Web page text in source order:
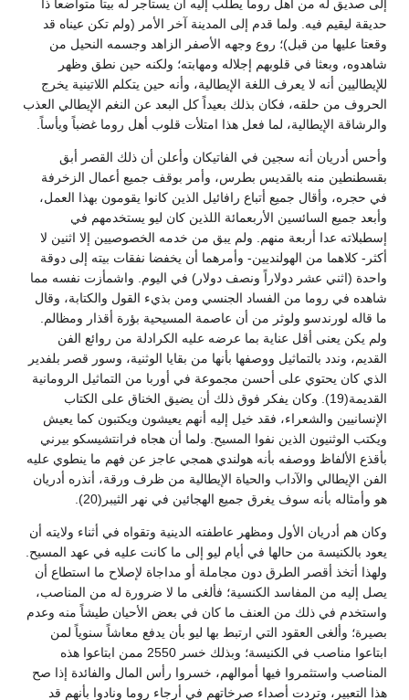
إلى صديق له من أهل روما يطلب إليه أن يستأجر له بيتاً متواضعاً ذا
حديقة ليقيم فيه. ولما قدم إلى المدينة آخر الأمر (ولم تكن عيناه قد
وقعتا عليها من قبل)؛ روع وجهه الأصفر الزاهد وجسمه النحيل من
شاهدوه، وبعثا في قلوبهم إجلاله ومهابته؛ ولكنه حين نطق وظهر
للإيطاليين أنه لا يعرف اللغة الإيطالية، وأنه حين يتكلم اللاتينية يخرج
الحروف من حلقه، فكان بذلك بعيداً كل البعد عن النغم الإيطالي العذب
والرشاقة الإيطالية، لما فعل هذا امتلأت قلوب أهل روما غضباً ويأساً.
وأحس أدريان أنه سجين في الفاتيكان وأعلن أن ذلك القصر أبق
بقسطنطين منه بالقديس بطرس، وأمر بوقف جميع أعمال الزخرفة
في حجره، وأقال جميع أتباع رافائيل الذين كانوا يقومون بهذا العمل،
وأبعد جميع السائسين الأربعمائة اللذين كان ليو يستخدمهم في
إسطبلاته عدا أربعة منهم. ولم يبق من خدمه الخصوصيين إلا اثنين لا
أكثر- كلاهما من الهولنديين- وأمرهما أن يخفضا نفقات بيته إلى دوقة
واحدة (اثني عشر دولاراً ونصف دولار) في اليوم. واشمأزت نفسه مما
شاهده في روما من الفساد الجنسي ومن بذيء القول والكتابة، وقال
ما قاله لورندسو ولوثر من أن عاصمة المسيحية بؤرة أقذار ومظالم.
ولم يكن يعنى أقل عناية بما عرضه عليه الكرادلة من روائع الفن
القديم، وندد بالتماثيل ووصفها بأنها من بقايا الوثنية، وسور قصر بلفدير
الذي كان يحتوي على أحسن مجموعة في أوربا من التماثيل الرومانية
القديمة(19). وكان يفكر فوق ذلك أن يضيق الخناق على الكتاب
الإنسانيين والشعراء، فقد خيل إليه أنهم يعيشون ويكتبون كما يعيش
ويكتب الوثنيون الذين نفوا المسيح. ولما أن هجاه فرانتشيسكو بيرني
بأقذع الألفاظ ووصفه بأنه هولندي همجي عاجز عن فهم ما ينطوي عليه
الفن الإيطالي والآداب والحياة الإيطالية من ظرف ورقة، أنذره أدريان
هو وأمثاله بأنه سوف يغرق جميع الهجائين في نهر الثيبر(20).
وكان هم أدريان الأول ومظهر عاطفته الدينية وتقواه في أثناء ولايته أن
يعود بالكنيسة من حالها في أيام ليو إلى ما كانت عليه في عهد المسيح.
ولهذا أتخذ أقصر الطرق دون مجاملة أو مداجاة لإصلاح ما استطاع أن
يصل إليه من المفاسد الكنسية؛ فألغى ما لا ضرورة له من المناصب،
واستخدم في ذلك من العنف ما كان في بعض الأحيان طيشاً منه وعدم
بصيرة؛ وألغى العقود التي ارتبط بها ليو بأن يدفع معاشاً سنوياً لمن
ابتاعوا مناصب في الكنيسة؛ وبذلك خسر 2550 ممن ابتاعوا هذه
المناصب واستثمروا فيها أموالهم، خسروا رأس المال والفائدة إذا صح
هذا التعبير، وتردت أصداء صرخاتهم في أرجاء روما ونادوا بأنهم قد